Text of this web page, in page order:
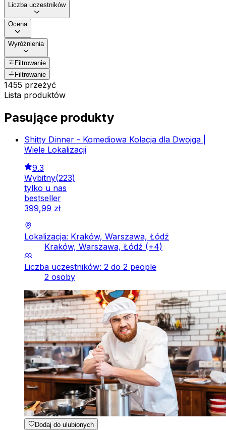
Liczba uczestników
Ocena
Wyróżnienia
Filtrowanie
Filtrowanie
1455 przeżyć
Lista produktów
Pasujące produkty
Shitty Dinner - Komediowa Kolacja dla Dwojga |
Wiele Lokalizacji
9.3
Wybitny(223)
tylko u nas
bestseller
399,99 zł
Lokalizacja: Kraków, Warszawa, Łódź
Kraków, Warszawa, Łódź (+4)
Liczba uczestników: 2 do 2 people
2 osoby
Dodaj do ulubionych